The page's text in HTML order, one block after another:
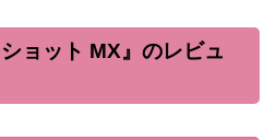
ョット MX』のレビュ